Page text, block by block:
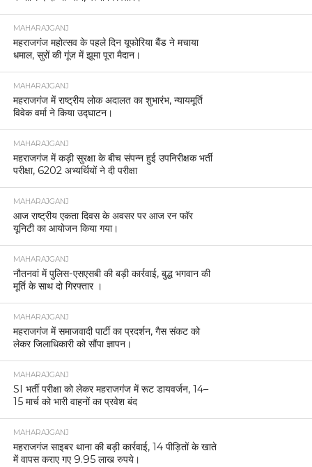
MAHARAJGANJ
महराजगंज महोत्सव के पहले दिन यूफोरिया बैंड ने मचाया
धमाल, सुरों की गूंज में झूमा पूरा मैदान।
MAHARAJGANJ
महराजगंज में राष्ट्रीय लोक अदालत का शुभारंभ, न्यायमूर्ति
विवेक वर्मा ने किया उद्घाटन।
MAHARAJGANJ
महराजगंज में कड़ी सुरक्षा के बीच संपन्न हुई उपनिरीक्षक भर्ती
परीक्षा, 6202 अभ्यर्थियों ने दी परीक्षा
MAHARAJGANJ
आज राष्ट्रीय एकता दिवस के अवसर पर आज रन फॉर
यूनिटी का आयोजन किया गया।
MAHARAJGANJ
नौतनवां में पुलिस-एसएसबी की बड़ी कार्रवाई, बुद्ध भगवान की
मूर्ति के साथ दो गिरफ्तार ।
MAHARAJGANJ
महराजगंज में समाजवादी पार्टी का प्रदर्शन, गैस संकट को
लेकर जिलाधिकारी को सौंपा ज्ञापन।
MAHARAJGANJ
SI भर्ती परीक्षा को लेकर महराजगंज में रूट डायवर्जन, 14–
15 मार्च को भारी वाहनों का प्रवेश बंद
MAHARAJGANJ
महराजगंज साइबर थाना की बड़ी कार्रवाई, 14 पीड़ितों के खाते
में वापस कराए गए 9.95 लाख रुपये।